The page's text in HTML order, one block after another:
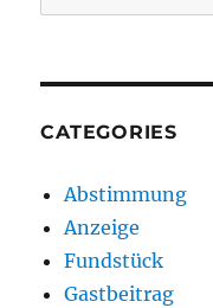
CATEGORIES
Abstimmung
Anzeige
Fundstück
Gastbeitrag